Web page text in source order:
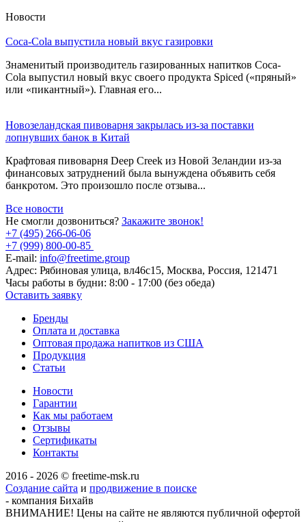
Новости
Coca-Cola выпустила новый вкус газировки
Знаменитый производитель газированных напитков Coca-
Cola выпустил новый вкус своего продукта Spiced («пряный»
или «пикантный»). Главная его...
Новозеландская пивоварня закрылась из-за поставки
лопнувших банок в Китай
Крафтовая пивоварня Deep Creek из Новой Зеландии из-за
финансовых затруднений была вынуждена объявить себя
банкротом. Это произошло после отзыва...
Все новости
Не смогли дозвониться? Закажите звонок!
+7 (495) 266-06-06
+7 (999) 800-00-85
E-mail: info@freetime.group
Адрес: Рябиновая улица, вл46с15, Москва, Россия, 121471
Часы работы в будни: 8:00 - 17:00 (без обеда)
Оставить заявку
Бренды
Оплата и доставка
Оптовая продажа напитков из США
Продукция
Статьи
Новости
Гарантии
Как мы работаем
Отзывы
Сертификаты
Контакты
2016 - 2026 © freetime-msk.ru
Создание сайта и продвижение в поиске
- компания Бихайв
ВНИМАНИЕ! Цены на сайте не являются публичной офертой